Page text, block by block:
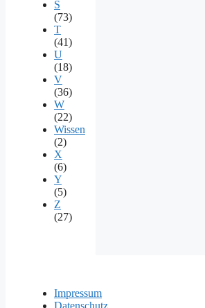
S
(73)
T
(41)
U
(18)
V
(36)
W
(22)
Wissen
(2)
X
(6)
Y
(5)
Z
(27)
Impressum